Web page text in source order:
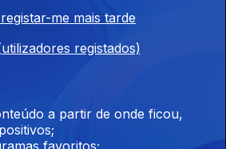
me mais tarde
registados)
a partir de onde ficou,
favoritos;